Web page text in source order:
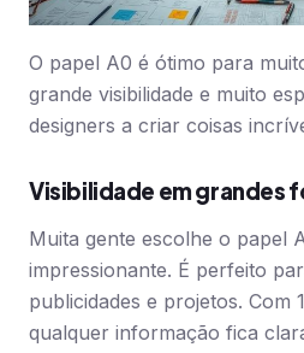
O papel A0 é ótimo para
grande visibilidade e muito
designers a criar coisas
Visibilidade em grandes
Muita gente escolhe o papel
impressionante. É perfeito
publicidades e projetos. Com
qualquer informação fica